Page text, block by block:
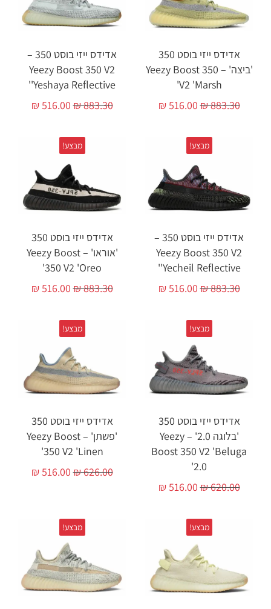
אדידס ייזי בוסט 350
'ביצה' – Yeezy Boost 350
V2 'Marsh'
₪883.30
₪516.00
אדידס ייזי בוסט 350 –
Yeezy Boost 350 V2
'Yeshaya Reflective'
₪883.30
₪516.00
מבצע!
אדידס ייזי בוסט 350 –
Yeezy Boost 350 V2
'Yecheil Reflective'
₪883.30
₪516.00
מבצע!
אדידס ייזי בוסט 350
'אוראו' – Yeezy Boost
350 V2 'Oreo'
₪883.30
₪516.00
מבצע!
אדידס ייזי בוסט 350
'בלוגה 2.0' – Yeezy
Boost 350 V2 'Beluga
2.0'
₪620.00
₪516.00
מבצע!
אדידס ייזי בוסט 350
'פשתן' – Yeezy Boost
350 V2 'Linen'
₪626.00
₪516.00
מבצע! מבצע!